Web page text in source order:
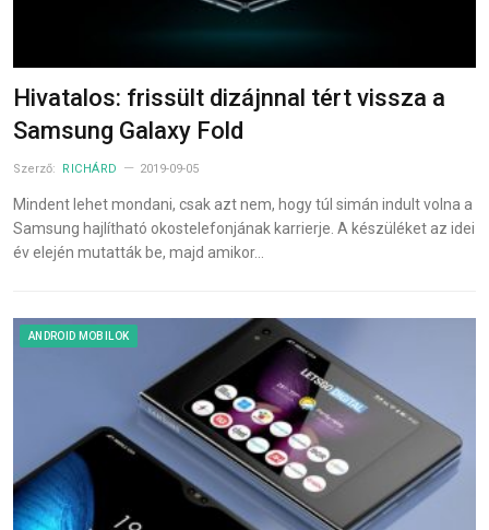
Hivatalos: frissült dizájnnal tért vissza a
Samsung Galaxy Fold
Szerző: RICHÁRD 2019-09-05
Mindent lehet mondani, csak azt nem, hogy túl simán indult volna a
Samsung hajlítható okostelefonjának karrierje. A készüléket az idei
év elején mutatták be, majd amikor…
ANDROID MOBILOK